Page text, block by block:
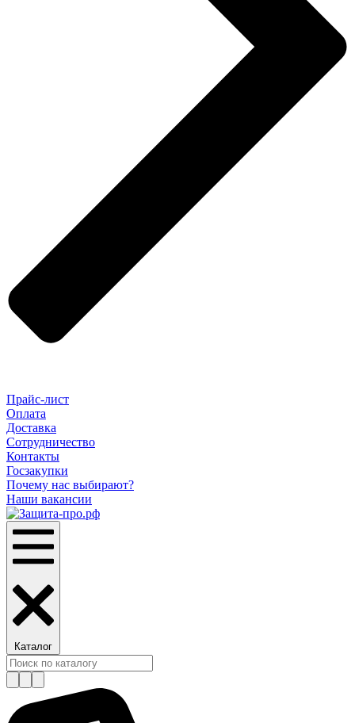
Прайс-лист
Оплата
Доставка
Сотрудничество
Контакты
Госзакупки
Почему нас выбирают?
Наши вакансии
Каталог